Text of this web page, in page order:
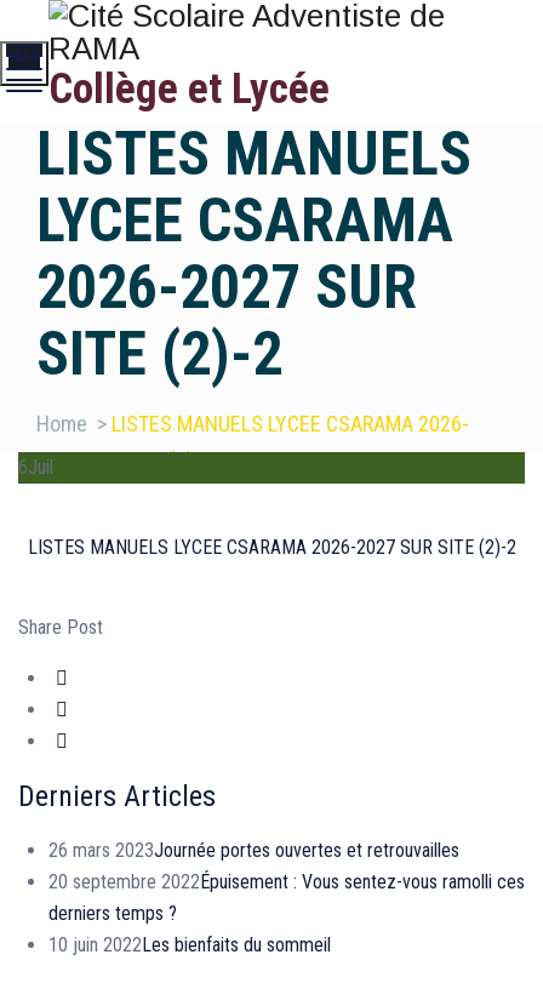
Collège et Lycée
Toggle
menu
LISTES MANUELS
LYCEE CSARAMA
2026-2027 SUR
SITE (2)-2
Home > LISTES MANUELS LYCEE CSARAMA 2026-
2027 SUR SITE (2)-2
6Juil
LISTES MANUELS LYCEE CSARAMA 2026-2027 SUR SITE (2)-2
Share Post
Derniers Articles
26 mars 2023Journée portes ouvertes et retrouvailles
20 septembre 2022Épuisement : Vous sentez-vous ramolli ces
derniers temps ?
10 juin 2022Les bienfaits du sommeil